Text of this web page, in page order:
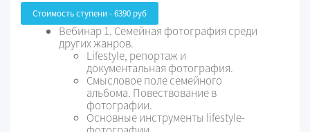
Стоимость ступени - 6390 руб
Вебинар 1. Семейная фотография среди
других жанров.
Lifestyle, репортаж и
документальная фотография.
Смысловое поле семейного
альбома. Повествование в
фотографии.
Основные инструменты lifestyle-